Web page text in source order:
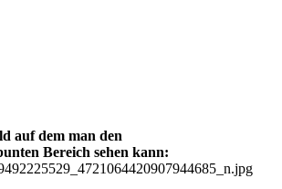
auf dem man den
Bereich sehen kann: